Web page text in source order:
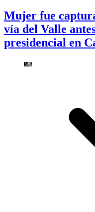
Mujer fue
vía del Valle
presidencial en